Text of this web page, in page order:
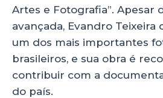
Artes e Fotografia”. Apesar
avançada, Evandro Teixeira
um dos mais importantes
brasileiros, e sua obra é
contribuir com a
do país.